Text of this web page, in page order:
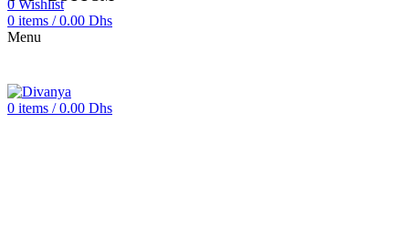
0Wishlist
0 items / 0.00 Dhs
Menu
0 items / 0.00 Dhs